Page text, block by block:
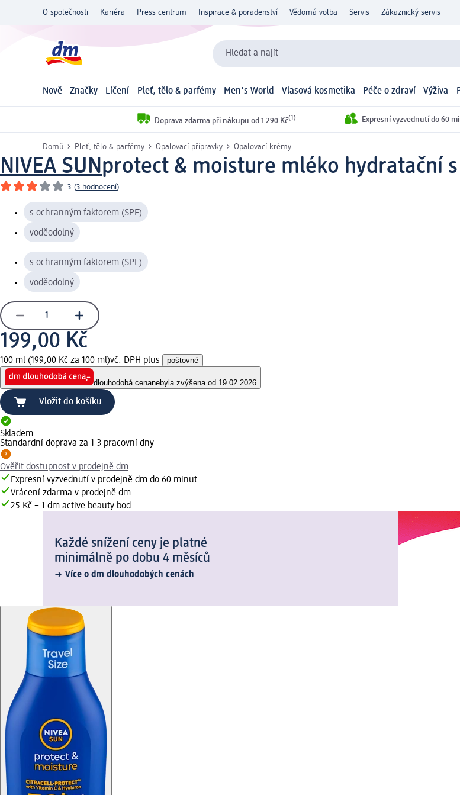
O společnosti Kariéra Press centrum Inspirace & poradenství Vědomá volba Servis Zákaznický servis
Hledat a najít
Nově Značky Líčení Pleť, tělo & parfémy Men's World Vlasová kosmetika Péče o zdraví Výživa
Doprava zdarma při nákupu od 1 290 Kč(1) Expresní vyzvednutí do 60
Domů Pleť, tělo & parfémy Opalovací přípravky Opalovací krémy
NIVEA SUNprotect & moisture mléko hydratační s
3 (3 hodnocení)
s ochranným faktorem (SPF)
voděodolný
s ochranným faktorem (SPF)
voděodolný
199,00 Kč
100 ml (199,00 Kč za 100 ml)vč. DPH plus poštovné
dlouhodobá cenanebyla zvýšena od 19.02.2026
Vložit do košíku
Skladem
Standardní doprava za 1-3 pracovní dny
Ověřit dostupnost v prodejně dm
Expresní vyzvednutí v prodejně dm do 60 minut
Vrácení zdarma v prodejně dm
25 Kč = 1 dm active beauty bod
Každé snížení ceny je platné
minimálně po dobu 4 měsíců
Více o dm dlouhodobých cenách